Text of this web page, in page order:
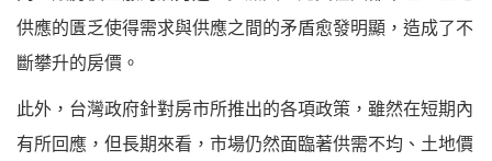
供應的匱乏使得需求與供應之間的矛盾愈發明顯，造成了不
斷攀升的房價。
此外，台灣政府針對房市所推出的各項政策，雖然在短期內
有所回應，但長期來看，市場仍然面臨著供需不均、土地價